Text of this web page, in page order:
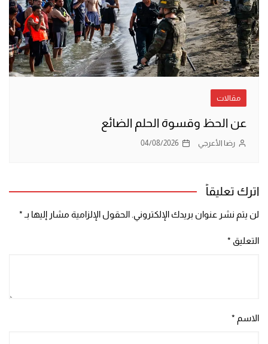
مقالات
عن الحظ وقسوة الحلم الضائع
رضا الأعرجي 04/08/2026
اترك تعليقاً
لن يتم نشر عنوان بريدك الإلكتروني. الحقول الإلزامية مشار إليها بـ *
التعليق *
الاسم *